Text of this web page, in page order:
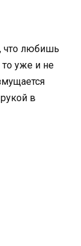
что любишь
то уже и не
в